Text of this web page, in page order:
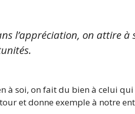
l’appréciation, on attire à
à soi, on fait du bien à celui qui
et donne exemple à notre